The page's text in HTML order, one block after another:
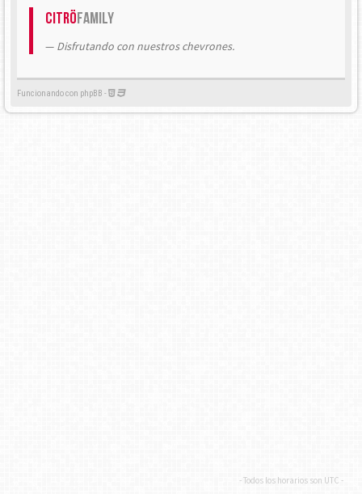
CitröFamily
Disfrutando con nuestros chevrones.
Funcionando con phpBB -
- Todos los horarios son UTC -